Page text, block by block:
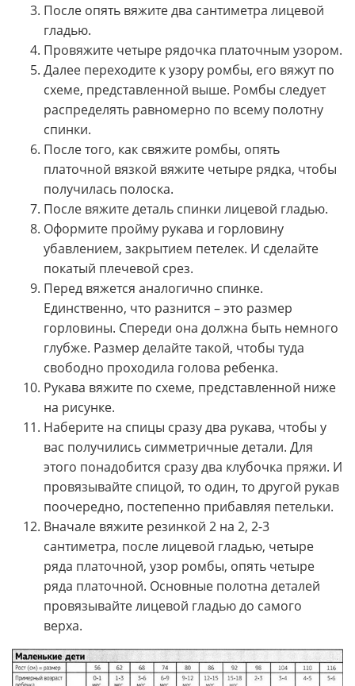
После опять вяжите два сантиметра лицевой
гладью.
Провяжите четыре рядочка платочным узором.
Далее переходите к узору ромбы, его вяжут по
схеме, представленной выше. Ромбы следует
распределять равномерно по всему полотну
спинки.
После того, как свяжите ромбы, опять
платочной вязкой вяжите четыре рядка, чтобы
получилась полоска.
После вяжите деталь спинки лицевой гладью.
Оформите пройму рукава и горловину
убавлением, закрытием петелек. И сделайте
покатый плечевой срез.
Перед вяжется аналогично спинке.
Единственно, что разнится – это размер
горловины. Спереди она должна быть немного
глубже. Размер делайте такой, чтобы туда
свободно проходила голова ребенка.
Рукава вяжите по схеме, представленной ниже
на рисунке.
Наберите на спицы сразу два рукава, чтобы у
вас получились симметричные детали. Для
этого понадобится сразу два клубочка пряжи. И
провязывайте спицой, то один, то другой рукав
поочередно, постепенно прибавляя петельки.
Вначале вяжите резинкой 2 на 2, 2-3
сантиметра, после лицевой гладью, четыре
ряда платочной, узор ромбы, опять четыре
ряда платочной. Основные полотна деталей
провязывайте лицевой гладью до самого
верха.